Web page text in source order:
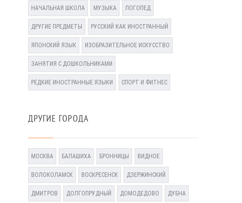
НАЧАЛЬНАЯ ШКОЛА МУЗЫКА ЛОГОПЕД
ДРУГИЕ ПРЕДМЕТЫ РУССКИЙ КАК ИНОСТРАННЫЙ
ЯПОНСКИЙ ЯЗЫК ИЗОБРАЗИТЕЛЬНОЕ ИСКУССТВО
ЗАНЯТИЯ С ДОШКОЛЬНИКАМИ
РЕДКИЕ ИНОСТРАННЫЕ ЯЗЫКИ СПОРТ И ФИТНЕС
ДРУГИЕ ГОРОДА
МОСКВА БАЛАШИХА БРОННИЦЫ ВИДНОЕ
ВОЛОКОЛАМСК ВОСКРЕСЕНСК ДЗЕРЖИНСКИЙ
ДМИТРОВ ДОЛГОПРУДНЫЙ ДОМОДЕДОВО ДУБНА